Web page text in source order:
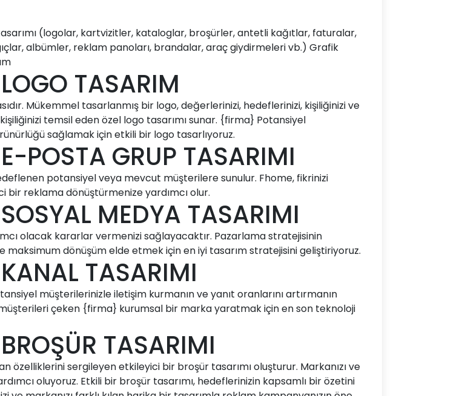
(logolar, kartvizitler, kataloglar, broşürler, antetli kağıtlar, faturalar,
albümler, reklam panoları, brandalar, araç giydirmeleri vb.) Grafik
TASARIM
Mükemmel tasarlanmış bir logo, değerlerinizi, hedeflerinizi, kişiliğinizi ve
temsil eden özel logo tasarımı sunar. {firma} Potansiyel
sağlamak için etkili bir logo tasarlıyoruz.
GRUP TASARIMI
potansiyel veya mevcut müşterilere sunulur. Fhome, fikrinizi
reklama dönüştürmenize yardımcı olur.
MEDYA TASARIMI
olacak kararlar vermenizi sağlayacaktır. Pazarlama stratejisinin
maksimum dönüşüm elde etmek için en iyi tasarım stratejisini geliştiriyoruz.
TASARIMI
müşterilerinizle iletişim kurmanın ve yanıt oranlarını artırmanın
çeken {firma} kurumsal bir marka yaratmak için en son teknoloji
TASARIMI
özelliklerini sergileyen etkileyici bir broşür tasarımı oluşturur. Markanızı ve
oluyoruz. Etkili bir broşür tasarımı, hedeflerinizin kapsamlı bir özetini